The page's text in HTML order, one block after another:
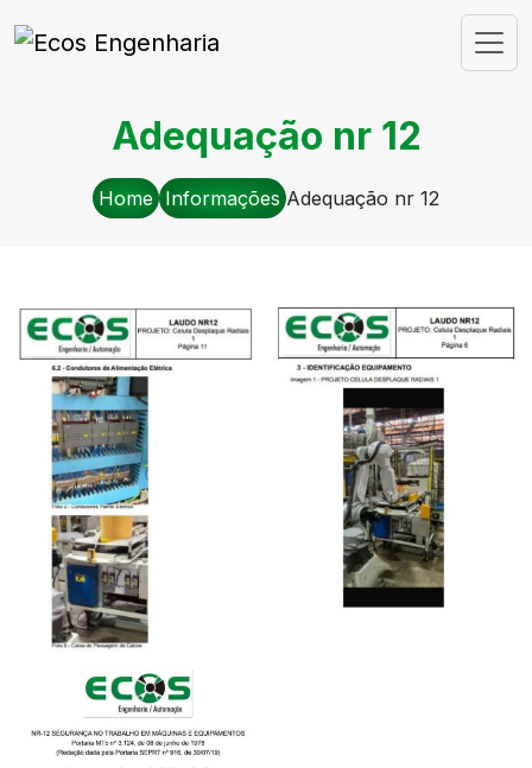
Adequação nr 12
Home Informações Adequação nr 12